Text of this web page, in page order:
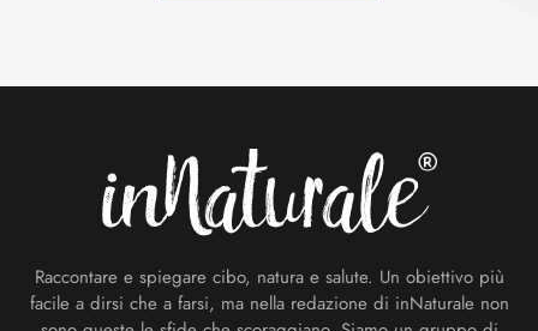
Raccontare e spiegare cibo, natura e salute. Un obiettivo più
facile a dirsi che a farsi, ma nella redazione di inNaturale non